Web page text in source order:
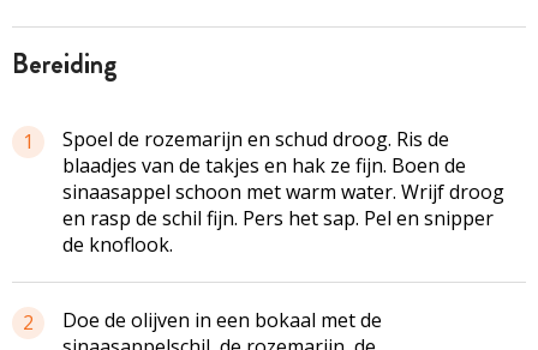
bereiding
1
Spoel de rozemarijn en schud droog. Ris de
blaadjes van de takjes en hak ze fijn. Boen de
sinaasappel schoon met warm water. Wrijf droog
en rasp de schil fijn. Pers het sap. Pel en snipper
de knoflook.
2
Doe de olijven in een bokaal met de